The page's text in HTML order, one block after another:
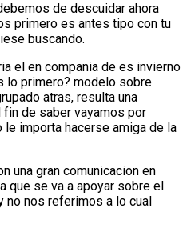
de descuidar ahora
primero es antes tipo con tu
buscando.
el en compania de es invierno
lo primero? modelo sobre
atras, resulta una
de saber vayamos por
importa hacerse amiga de la
una gran comunicacion en
que se va a apoyar sobre el
no nos referimos a lo cual